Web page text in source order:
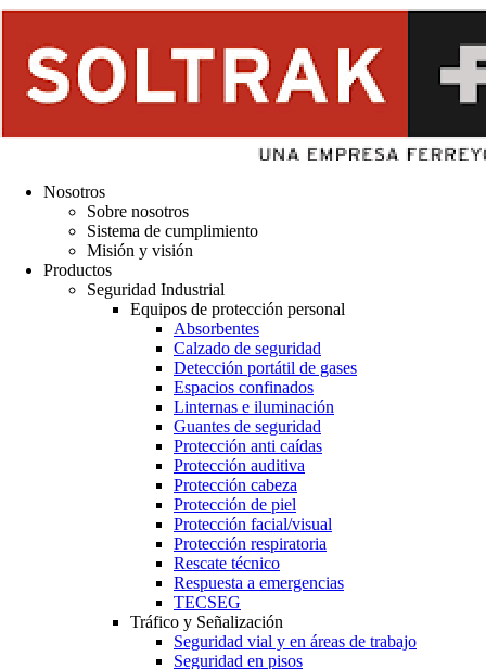
Nosotros
Sobre nosotros
Sistema de cumplimiento
Misión y visión
Productos
Seguridad Industrial
Equipos de protección personal
Absorbentes
Calzado de seguridad
Detección portátil de gases
Espacios confinados
Linternas e iluminación
Guantes de seguridad
Protección anti caídas
Protección auditiva
Protección cabeza
Protección de piel
Protección facial/visual
Protección respiratoria
Rescate técnico
Respuesta a emergencias
TECSEG
Tráfico y Señalización
Seguridad vial y en áreas de trabajo
Seguridad en pisos